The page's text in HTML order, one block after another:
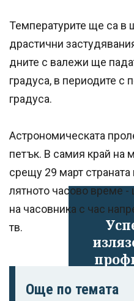
Температурите ще са в
драстични
дните с валежи ще
градуса, в периодите с
градуса.
Астрономическата
петък. В самия край на
срещу 29 март
лятното часово време
на часовника с час
тв.
Още по темата